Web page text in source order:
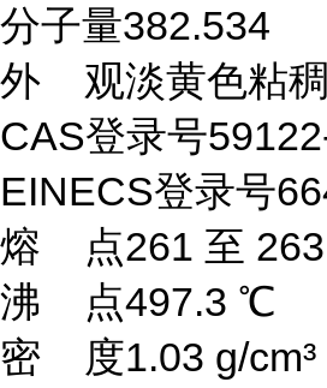
分子量382.534
外 观淡黄色粘
CAS登录号
EINECS登录号
熔 点261 至
沸 点497.3 ℃
密 度1.03 g/cm³